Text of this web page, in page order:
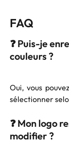
FAQ
❓ Puis-je
couleurs ?
Oui, vous
sélectionner
❓ Mon logo
modifier ?